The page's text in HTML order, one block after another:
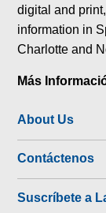
digital and
information in
Charlotte and
Más
About Us
Contáctenos
Suscríbete a